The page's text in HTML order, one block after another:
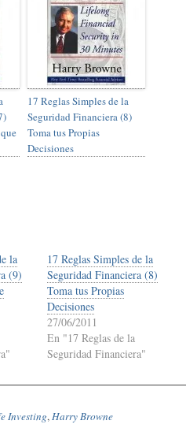
17 Reglas Simples de la
Seguridad Financiera (8)
Toma tus Propias
Decisiones
la
(9)
17 Reglas Simples de la
Seguridad Financiera (8)
Toma tus Propias
Decisiones
27/06/2011
En "17 Reglas de la
Seguridad Financiera"
Investing,Harry Browne